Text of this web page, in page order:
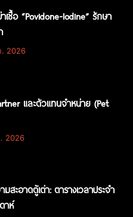
าเชื้อ “Povidone-Iodine” รักษา
2026
และตัวแทนจำหน่าย (Pet
2026
สะอาดตู้เต่า: ตารางเวลาประจำ
าห์